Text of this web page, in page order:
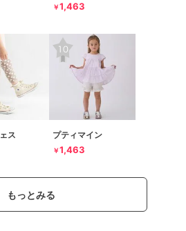
￥1,463
ス プティマイン
￥1,463
もっとみる